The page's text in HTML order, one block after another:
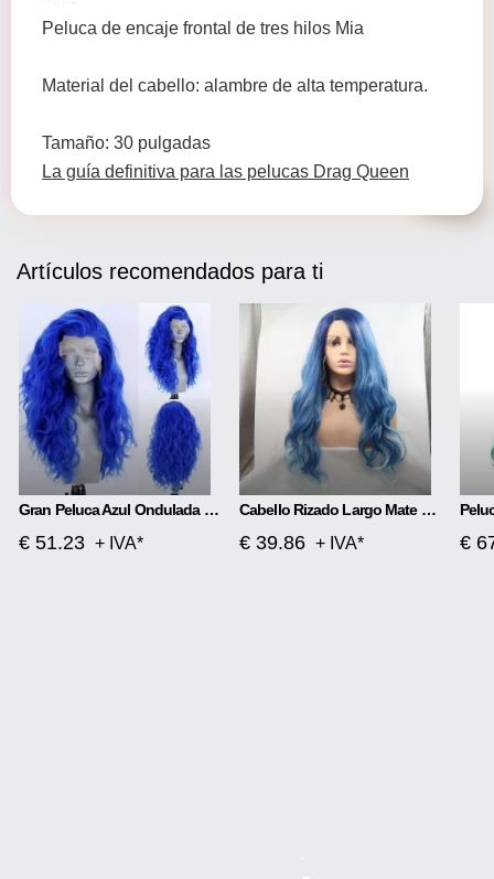
Peluca de encaje frontal de tres hilos Mia
Material del cabello: alambre de alta temperatura.
Tamaño: 30 pulgadas
La guía definitiva para las pelucas Drag Queen
Artículos recomendados para ti
Gran Peluca Azul Ondulada Con Encaje Frontal
€ 51.23 + IVA*
Cabello Rizado Largo Mate Con Separación Media De Cabeza De Encaje Frontal De Fibra Química
€ 39.86 + IVA* €